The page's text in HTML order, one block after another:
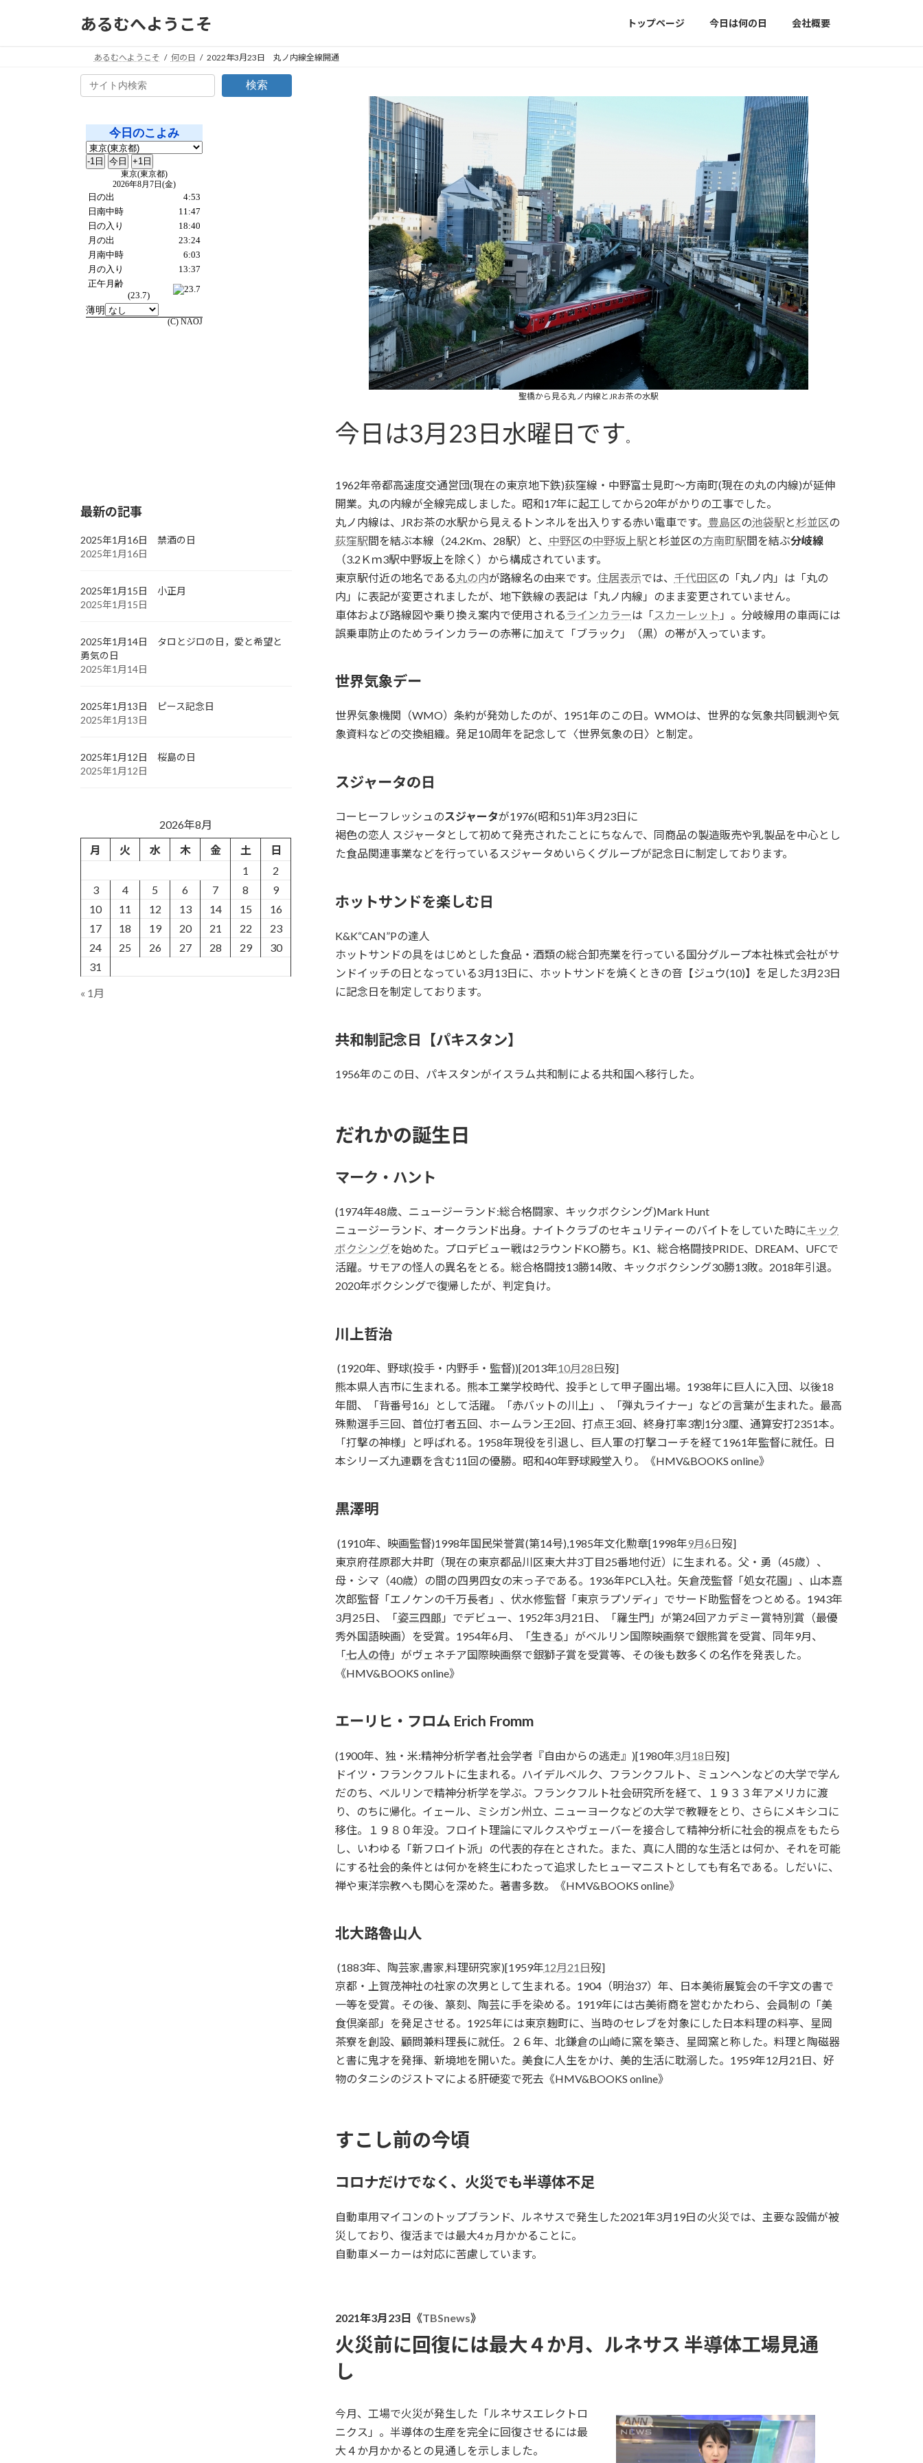
あるむへようこそ トップページ 今日は何の日 会社概要
あるむへようこそ 何の日 2022年3月23日 丸ノ内線全線開通
聖橋から見る丸ノ内線とJRお茶の水駅
今日は3月23日水曜日です。
1962年帝都高速度交通営団(現在の東京地下鉄)荻窪線・中野富士見町～方南町(現在の丸の内線)が延伸
開業。丸の内線が全線完成しました。昭和17年に起工してから20年がかりの工事でした。
丸ノ内線は、JRお茶の水駅から見えるトンネルを出入りする赤い電車です。 豊島区の池袋駅 と杉並区の
荻窪駅間を結ぶ本線（24.2Km、28駅）と、 中野区の中野坂上駅 と杉並区の方南町駅間を結ぶ分岐線
（3.2Ｋｍ3駅中野坂上を除く）から構成されています。
東京駅付近の地名である丸の内が路線名の由来です。 住居表示では、 千代田区の「丸ノ内」は「丸の
内」に表記が変更されましたが、地下鉄線の表記は「丸ノ内線」のまま変更されていません。
車体および路線図や乗り換え案内で使用される ラインカラーは「 スカーレット 」。分岐線用の車両には
誤乗車防止のためラインカラーの赤帯に加えて「ブラック」（黒）の帯が入っています。
世界気象デー
世界気象機関（WMO）条約が発効したのが、1951年のこの日。WMOは、世界的な気象共同観測や気
象資料などの交換組織。発足10周年を記念して〈世界気象の日〉と制定。
スジャータの日
コーヒーフレッシュのスジャータが1976(昭和51)年3月23日に
褐色の恋人 スジャータとして初めて発売されたことにちなんで、同商品の製造販売や乳製品を中心とし
た食品関連事業などを行っているスジャータめいらくグループが記念日に制定しております。
ホットサンドを楽しむ日
K&K“CAN”Pの達人
ホットサンドの具をはじめとした食品・酒類の総合卸売業を行っている国分グループ本社株式会社がサ
ンドイッチの日となっている3月13日に、ホットサンドを焼くときの音【ジュウ(10)】を足した3月23日
に記念日を制定しております。
共和制記念日 【パキスタン】
1956年のこの日、パキスタンがイスラム共和制による共和国へ移行した。
だれかの誕生日
マーク・ハント
(1974年48歳、ニュージーランド:総合格闘家、キックボクシング)Mark Hunt
ニュージーランド、オークランド出身。ナイトクラブのセキュリティーのバイトをしていた時にキック
ボクシングを始めた。プロデビュー戦は2ラウンドKO勝ち。K1、総合格闘技PRIDE、DREAM、UFCで
活躍。サモアの怪人の異名をとる。総合格闘技13勝14敗、キックボクシング30勝13敗。2018年引退。
2020年ボクシングで復帰したが、判定負け。
川上哲治
(1920年、野球(投手・内野手・監督))[2013年10月28日歿]
熊本県人吉市に生まれる。熊本工業学校時代、投手として甲子園出場。1938年に巨人に入団、以後18
年間、「背番号16」として活躍。「赤バットの川上」、「弾丸ライナー」などの言葉が生まれた。最高
殊勲選手三回、首位打者五回、ホームラン王2回、打点王3回、終身打率3割1分3厘、通算安打2351本。
「打撃の神様」と呼ばれる。1958年現役を引退し、巨人軍の打撃コーチを経て1961年監督に就任。日
本シリーズ九連覇を含む11回の優勝。昭和40年野球殿堂入り。《HMV&BOOKS online》
黒澤明
(1910年、映画監督)1998年国民栄誉賞(第14号),1985年文化勲章[1998年9月6日歿]
東京府荏原郡大井町（現在の東京都品川区東大井3丁目25番地付近）に生まれる。父・勇（45歳）、
母・シマ（40歳）の間の四男四女の末っ子である。1936年PCL入社。矢倉茂監督「処女花園」、山本嘉
次郎監督「エノケンの千万長者」、伏水修監督「東京ラプソディ」でサード助監督をつとめる。1943年
3月25日、「姿三四郎 」でデビュー、1952年3月21日、「羅生門」が第24回アカデミー賞特別賞（最優
秀外国語映画）を受賞。1954年6月、「生きる 」がベルリン国際映画祭で銀熊賞を受賞、同年9月、
「七人の侍」がヴェネチア国際映画祭で銀獅子賞を受賞等、その後も数多くの名作を発表した。
《HMV&BOOKS online》
エーリヒ・フロム Erich Fromm
(1900年、独・米:精神分析学者,社会学者『自由からの逃走』)[1980年3月18日歿]
ドイツ・フランクフルトに生まれる。ハイデルベルク、フランクフルト、ミュンヘンなどの大学で学ん
だのち、ベルリンで精神分析学を学ぶ。フランクフルト社会研究所を経て、１９３３年アメリカに渡
り、のちに帰化。イェール、ミシガン州立、ニューヨークなどの大学で教鞭をとり、さらにメキシコに
移住。１９８０年没。フロイト理論にマルクスやヴェーバーを接合して精神分析に社会的視点をもたら
し、いわゆる「新フロイト派」の代表的存在とされた。また、真に人間的な生活とは何か、それを可能
にする社会的条件とは何かを終生にわたって追求したヒューマニストとしても有名である。しだいに、
禅や東洋宗教へも関心を深めた。著書多数。《HMV&BOOKS online》
北大路魯山人
(1883年、陶芸家,書家,料理研究家)[1959年12月21日歿]
京都・上賀茂神社の社家の次男として生まれる。1904（明治37）年、日本美術展覧会の千字文の書で
一等を受賞。その後、篆刻、陶芸に手を染める。1919年には古美術商を営むかたわら、会員制の「美
食倶楽部」を発足させる。1925年には東京麹町に、当時のセレブを対象にした日本料理の料亭、星岡
茶寮を創設、顧問兼料理長に就任。２６年、北鎌倉の山崎に窯を築き、星岡窯と称した。料理と陶磁器
と書に鬼才を発揮、新境地を開いた。美食に人生をかけ、美的生活に耽溺した。1959年12月21日、好
物のタニシのジストマによる肝硬変で死去《HMV&BOOKS online》
すこし前の今頃
コロナだけでなく、火災でも半導体不足
自動車用マイコンのトップブランド、ルネサスで発生した2021年3月19日の火災では、主要な設備が被
災しており、復活までは最大4ヵ月かかることに。
自動車メーカーは対応に苦慮しています。
2021年3月23日《TBSnews》
火災前に回復には最大４か月、ルネサス 半導体工場見通
し
今月、工場で火災が発生した「ルネサスエレクトロ
ニクス」。半導体の生産を完全に回復させるには最
大４か月かかるとの見通しを示しました。
検索
最新の記事
2025年1月16日 禁酒の日
2025年1月16日
2025年1月15日 小正月
2025年1月15日
2025年1月14日 タロとジロの日，愛と希望と
勇気の日
2025年1月14日
2025年1月13日 ピース記念日
2025年1月13日
2025年1月12日 桜島の日
2025年1月12日
2026年8月
月
火 水 木 金 土
日
1
2
3
4 5 6 7 8
9
10
11 12 13 14 15
16
17
18 19 20 21 22
23
24
25 26 27 28 29
30
31
« 1月